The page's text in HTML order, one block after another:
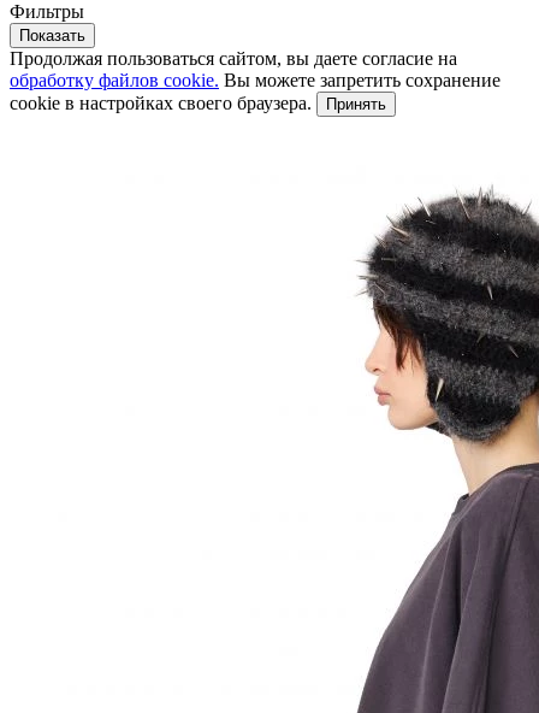
Фильтры
Показать
Продолжая пользоваться сайтом, вы даете согласие на
обработку файлов cookie. Вы можете запретить сохранение
cookie в настройках своего браузера.
Принять